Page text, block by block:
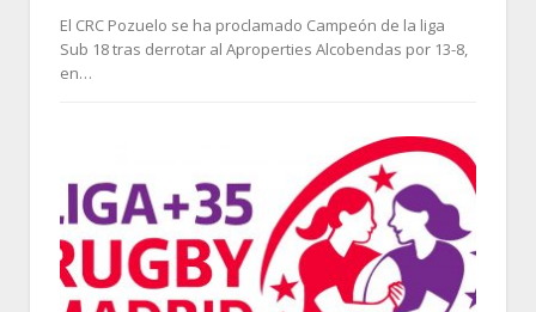
El CRC Pozuelo se ha proclamado Campeón de la liga
Sub 18 tras derrotar al Aproperties Alcobendas por 13-8,
en…